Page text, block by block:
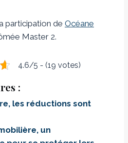
participation de Océane
Master 2.
4.6/5 - (19 votes)
:
les réductions sont
un